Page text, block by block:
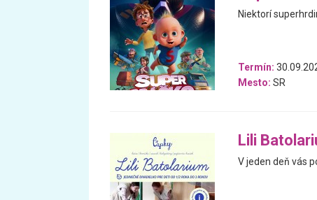
Niektorí
Termín:
Mesto: SR
Lili
V jeden deň vás